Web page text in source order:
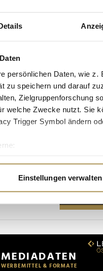
persönlichen Daten, wie
zu speichern und darauf
Zielgruppenforschung
welche Zwecke nutzt. Sie
Trigger Symbol ändern
Daten verarbeitet
zu personalisieren,
Werbung und Analysen
die Sie ihnen
Einstellungen verwalten